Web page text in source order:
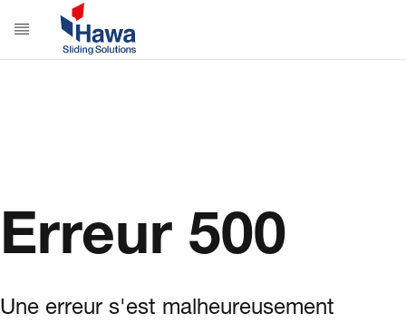
Erreur 500
Une erreur s'est malheureusement